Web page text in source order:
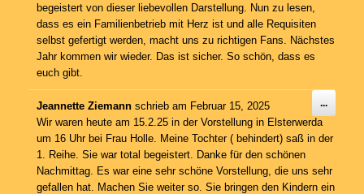
begeistert von dieser liebevollen Darstellung. Nun zu lesen,
dass es ein Familienbetrieb mit Herz ist und alle Requisiten
selbst gefertigt werden, macht uns zu richtigen Fans. Nächstes
Jahr kommen wir wieder. Das ist sicher. So schön, dass es
euch gibt.
Jeannette Ziemann schrieb am Februar 15, 2025
Wir waren heute am 15.2.25 in der Vorstellung in Elsterwerda
um 16 Uhr bei Frau Holle. Meine Tochter ( behindert) saß in der
1. Reihe. Sie war total begeistert. Danke für den schönen
Nachmittag. Es war eine sehr schöne Vorstellung, die uns sehr
gefallen hat. Machen Sie weiter so. Sie bringen den Kindern ein
...